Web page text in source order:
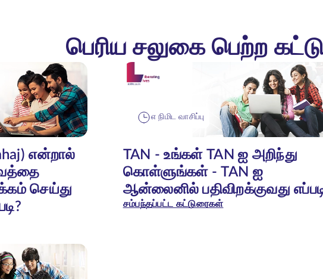
பெரிய சலுகை பெற்ற
என்றால்
செய்து
௭ நிமிட வாசிப்பு
TAN - உங்கள் TAN ஐ அறிந்து
கொள்ளுங்கள் - TAN ஐ
ஆன்லைனில் பதிவிறக்குவது
சம்பந்தப்பட்ட கட்டுரைகள்